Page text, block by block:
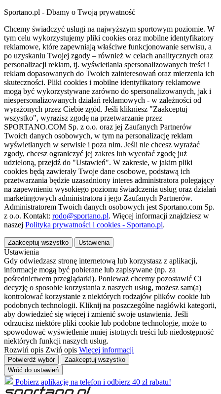
Sportano.pl - Dbamy o Twoją prywatność
Chcemy świadczyć usługi na najwyższym sportowym poziomie. W
tym celu wykorzystujemy pliki cookies oraz mobilne identyfikatory
reklamowe, które zapewniają właściwe funkcjonowanie serwisu, a
po uzyskaniu Twojej zgody – również w celach analitycznych oraz
personalizacji reklam, tj. wyświetlania spersonalizowanych treści i
reklam dopasowanych do Twoich zainteresowań oraz mierzenia ich
skuteczności. Pliki cookies i mobilne identyfikatory reklamowe
mogą być wykorzystywane zarówno do spersonalizowanych, jak i
niespersonalizowanych działań reklamowych - w zależności od
wyrażonych przez Ciebie zgód. Jeśli klikniesz "Zaakceptuj
wszystko", wyrazisz zgodę na przetwarzanie przez
SPORTANO.COM Sp. z o.o. oraz jej Zaufanych Partnerów
Twoich danych osobowych, w tym na personalizację reklam
wyświetlanych w serwisie i poza nim. Jeśli nie chcesz wyrażać
zgody, chcesz ograniczyć jej zakres lub wycofać zgodę już
udzieloną, przejdź do "Ustawień". W zakresie, w jakim pliki
cookies będą zawierały Twoje dane osobowe, podstawą ich
przetwarzania będzie uzasadniony interes administratora polegający
na zapewnieniu wysokiego poziomu świadczenia usług oraz działań
marketingowych administratora i jego Zaufanych Partnerów.
Administratorem Twoich danych osobowych jest Sportano.com Sp.
z o.o. Kontakt: rodo@sportano.pl. Więcej informacji znajdziesz w
naszej Polityka prywatności i cookies - Sportano.pl.
Zaakceptuj wszystko Ustawienia
Ustawienia
Gdy odwiedzasz stronę internetową lub korzystasz z aplikacji,
informacje mogą być pobierane lub zapisywane (np. za
pośrednictwem przeglądarki). Ponieważ chcemy pozostawić Ci
decyzję o sposobie korzystania z naszych usług, możesz sam(a)
kontrolować korzystanie z niektórych rodzajów plików cookie lub
podobnych technologii. Kliknij na poszczególne nagłówki kategorii,
aby dowiedzieć się więcej i zmienić swoje ustawienia. Jeśli
odrzucisz niektóre pliki cookie lub podobne technologie, może to
spowodować wyświetlenie mniej istotnych treści lub niedostępność
niektórych funkcji naszych usług.
Rozwiń opis Zwiń opis Więcej informacji
Potwierdź wybór
Zaakceptuj wszystko
Wróć do ustawień
Pobierz aplikację na telefon i odbierz 40 zł rabatu!